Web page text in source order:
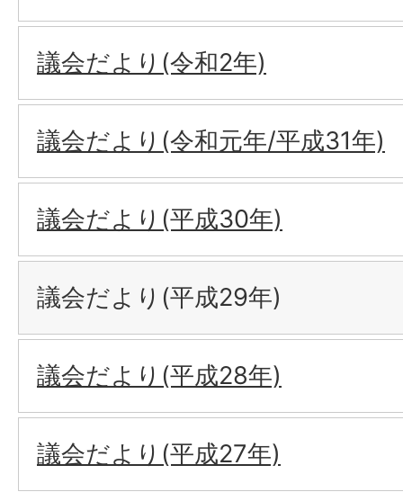
議会だより(令和2年)
議会だより(令和元年/平成31年)
議会だより(平成30年)
議会だより(平成29年)
議会だより(平成28年)
議会だより(平成27年)